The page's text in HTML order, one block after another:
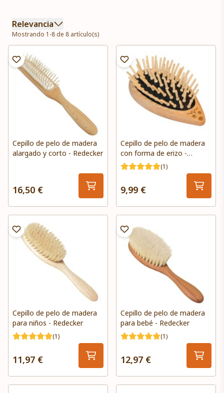
Relevancia
Mostrando 1-8 de 8 artículo(s)
Cepillo de pelo de madera
alargado y corto - Redecker
16,50 €
Cepillo de pelo de madera
con forma de erizo -
Redecker
(1)
9,99 €
Cepillo de pelo de madera
para niños - Redecker
(1)
11,97 €
Cepillo de pelo de madera
para bebé - Redecker
(1)
12,97 €